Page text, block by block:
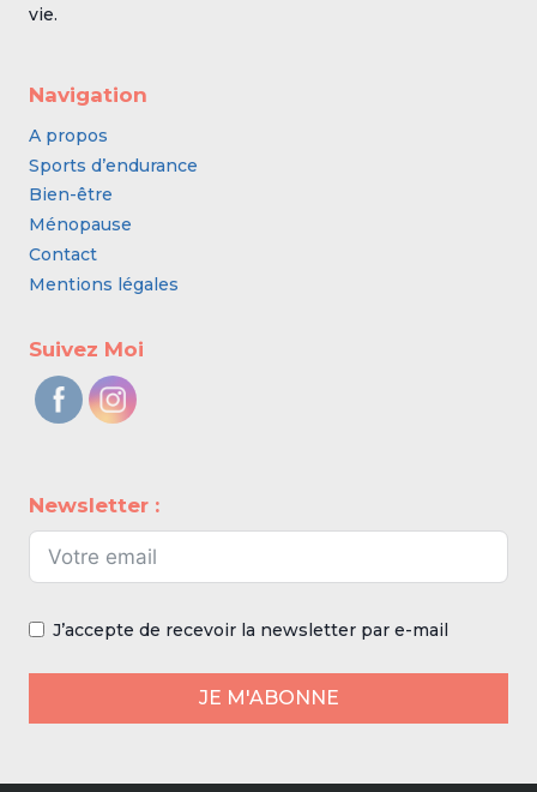
vie.
Navigation
A propos
Sports d’endurance
Bien-être
Ménopause
Contact
Mentions légales
Suivez Moi
Newsletter :
J’accepte de recevoir la newsletter par e-mail
JE M'ABONNE